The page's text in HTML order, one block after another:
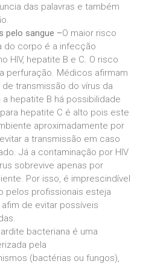
das palavras e também
pelo sangue –O maior risco
do corpo é a infecção
HIV, hepatite B e C. O risco
perfuração. Médicos afirmam
transmissão do vírus da
hepatite B há possibilidade
hepatite C é alto pois este
aproximadamente por
a transmissão em caso
Já a contaminação por HIV
sobrevive apenas por
Por isso, é imprescindível
pelos profissionais esteja
de evitar possíveis
bacteriana é uma
pela
(bactérias ou fungos),